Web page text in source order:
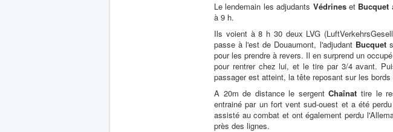
Le lendemain les adjudants Védrineset Bucquet
à 9 h.
Ils voient à 8 h 30 deux LVG
passe à l'est de Douaumont, l'adjudant Bucquet
pour les prendre à revers. Il en surprend un
pour rentrer chez lui, et le tire par 3/4 avant.
passager est atteint, la tête reposant sur les
A 20m de distance le sergentChaînat tire le
entrainé par un fort vent sud-ouest et a été
assisté au combat et ont également perdu
près des lignes.